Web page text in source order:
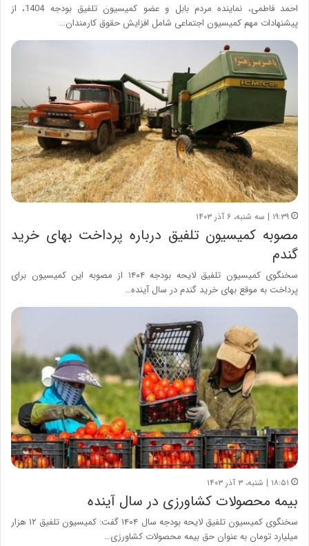
احمد فاطمی، نماینده مردم بابل و عضو کمیسیون تلفیق بودجه 1404، از
پیشنهادات مهم کمیسیون اجتماعی شامل افزایش حقوق کارمندان…
۱۹:۳۹ | سه شنبه، ۶ آذر ۱۴۰۳
مصوبه کمیسیون تلفیق درباره پرداخت بهای خرید
گندم
سخنگوی کمیسیون تلفیق لایحه بودجه ۱۴۰۴ از مصوبه این کمیسیون برای
پرداخت به موقع بهای خرید گندم در سال آینده…
۱۸:۵۱ | شنبه، ۳ آذر ۱۴۰۳
بیمه محصولات کشاورزی در سال آینده
سخنگوی کمیسیون تلفیق لایحه بودجه سال ۱۴۰۴ گفت: کمیسیون تلفیق ۱۲ هزار
میلیارد تومان به عنوان حق بیمه محصولات کشاورزی…